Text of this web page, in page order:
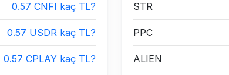
0.57 CNFI kaç TL?
0.57 USDR kaç TL?
0.57 CPLAY kaç TL?
STR
PPC
ALIEN